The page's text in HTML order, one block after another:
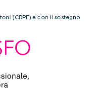
(CDPE) e con il sostegno